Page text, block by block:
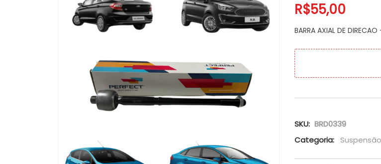
R$55,00
BARRA AXIAL DE
SKU: BRD0339
Categoria: Suspensão